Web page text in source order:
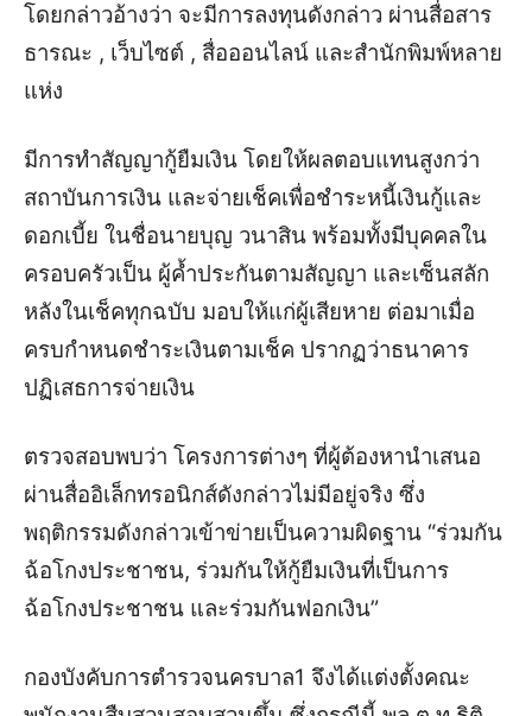
โดยกล่าวอ้างว่า จะมีการลงทุนดังกล่าว ผ่านสื่อสาร
ธารณะ , เว็บไซต์ , สื่อออนไลน์ และสำนักพิมพ์หลาย
แห่ง
มีการทำสัญญากู้ยืมเงิน โดยให้ผลตอบแทนสูงกว่า
สถาบันการเงิน และจ่ายเช็คเพื่อชำระหนี้เงินกู้และ
ดอกเบี้ย ในชื่อนายบุญ วนาสิน พร้อมทั้งมีบุคคลใน
ครอบครัวเป็น ผู้ค้ำประกันตามสัญญา และเซ็นสลัก
หลังในเช็คทุกฉบับ มอบให้แก่ผู้เสียหาย ต่อมาเมื่อ
ครบกำหนดชำระเงินตามเช็ค ปรากฏว่าธนาคาร
ปฏิเสธการจ่ายเงิน
ตรวจสอบพบว่า โครงการต่างๆ ที่ผู้ต้องหานำเสนอ
ผ่านสื่ออิเล็กทรอนิกส์ดังกล่าวไม่มีอยู่จริง ซึ่ง
พฤติกรรมดังกล่าวเข้าข่ายเป็นความผิดฐาน “ร่วมกัน
ฉ้อโกงประชาชน, ร่วมกันให้กู้ยืมเงินที่เป็นการ
ฉ้อโกงประชาชน และร่วมกันฟอกเงิน”
กองบังคับการตำรวจนครบาล1 จึงได้แต่งตั้งคณะ